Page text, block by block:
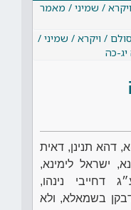
/ שמיני / מאמר
/ ויקרא / שמיני /
כה
דהא תנינן, דאית
ישראל לימינא,
דחייבי נינהו,
בשמאלא, ולא